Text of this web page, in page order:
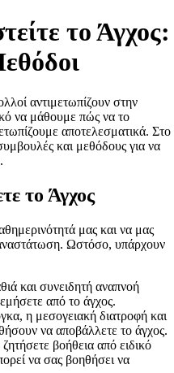
το Άγχος:
αντιμετωπίζουν στην
να μάθουμε πώς να το
αποτελεσματικά. Στο
και μεθόδους για να
το Άγχος
μας και να μας
Ωστόσο, υπάρχουν
και συνειδητή αναπνοή
από το άγχος.
η μεσογειακή διατροφή και
να αποβάλλετε το άγχος.
βοήθεια από ειδικό
να σας βοηθήσει να